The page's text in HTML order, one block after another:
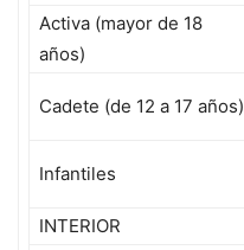
Activa (mayor de 18
años)
Cadete (de 12 a 17 años)
Infantiles
INTERIOR